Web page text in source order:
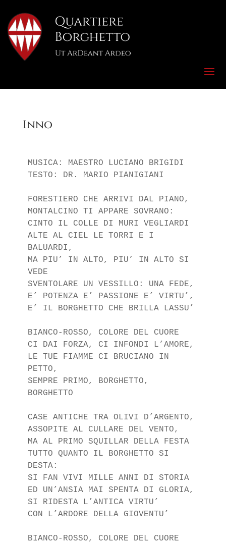
Inno
MUSICA: MAESTRO LUCIANO BRIGIDI
TESTO: DR. MARIO PIANIGIANI
FORESTIERO CHE ARRIVI DAL PIANO,
MONTALCINO TI APPARE SOVRANO:
CINTO IL COLLE DI MURI VEGLIARDI
ALTE AL CIEL LE TORRI E I
BALUARDI,
MA PIU’ IN ALTO, PIU’ IN ALTO SI
VEDE
SVENTOLARE UN VESSILLO: UNA FEDE,
E’ POTENZA E’ PASSIONE E’ VIRTU’,
E’ IL BORGHETTO CHE BRILLA LASSU’
BIANCO-ROSSO, COLORE DEL CUORE
CI DAI FORZA, CI INFONDI L’AMORE,
LE TUE FIAMME CI BRUCIANO IN
PETTO,
SEMPRE PRIMO, BORGHETTO,
BORGHETTO
CASE ANTICHE TRA OLIVI D’ARGENTO,
ASSOPITE AL CULLARE DEL VENTO,
MA AL PRIMO SQUILLAR DELLA FESTA
TUTTO QUANTO IL BORGHETTO SI
DESTA:
SI FAN VIVI MILLE ANNI DI STORIA
ED UN’ANSIA MAI SPENTA DI GLORIA,
SI RIDESTA L’ANTICA VIRTU’
CON L’ARDORE DELLA GIOVENTU’
BIANCO-ROSSO, COLORE DEL CUORE